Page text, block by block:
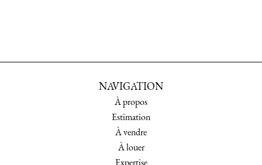
NAVIGATION
À propos
Estimation
À vendre
À louer